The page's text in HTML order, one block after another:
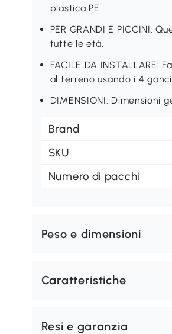
plastica PE.
PER GRANDI E PICCINI:
tutte le età.
FACILE DA
al terreno usando i 4 ganci
DIMENSIONI: Dimensioni
Brand
SKU
Numero di pacchi
Peso e dimensioni
Caratteristiche
Resi e garanzia